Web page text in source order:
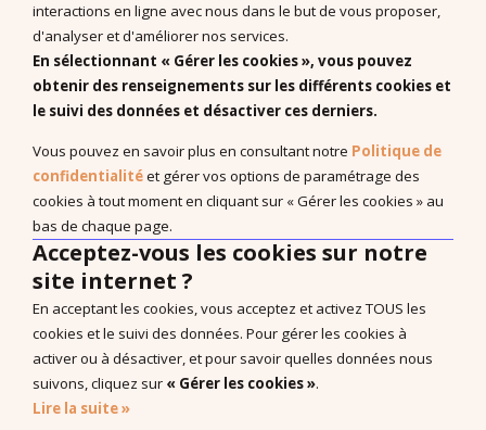
EBP : Basé sur des données probantes
Livres à télécharger (en anglais)
Système de Communication par Echange d’Image®, PECS®,
Approche Pyramidale de l’Education : ABA Fonctionnelle sont
les marques enregistrées de Pyramid Educational Consultants,
LLC.
Droit de rétractation
Nos Bureaux
Carrière
Politique de confidentialité
CGV Produits
CGV Formations
interactions en ligne avec nous dans le but de vous proposer,
d'analyser et d'améliorer nos services.
En sélectionnant « Gérer les cookies », vous pouvez
obtenir des renseignements sur les différents cookies et
le suivi des données et désactiver ces derniers.
Vous pouvez en savoir plus en consultant notre Politique de
confidentialitéet gérer vos options de paramétrage des
cookies à tout moment en cliquant sur « Gérer les cookies » au
bas de chaque page.
Acceptez-vous les cookies sur notre
site internet ?
En acceptant les cookies, vous acceptez et activez TOUS les
cookies et le suivi des données. Pour gérer les cookies à
activer ou à désactiver, et pour savoir quelles données nous
suivons, cliquez sur « Gérer les cookies ».
Lire la suite »